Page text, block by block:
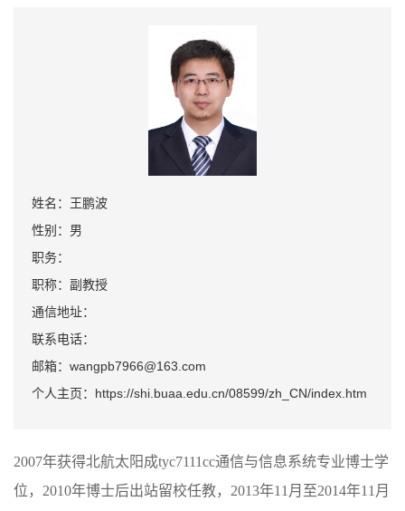
姓名：王鹏波
性别：男
职务：
职称：副教授
通信地址：
联系电话：
邮箱：wangpb7966@163.com
个人主页：https://shi.buaa.edu.cn/08599/zh_CN/index.htm
2007年获得北航太阳成tyc7111cc通信与信息系统专业博士学
位，2010年博士后出站留校任教，2013年11月至2014年11月